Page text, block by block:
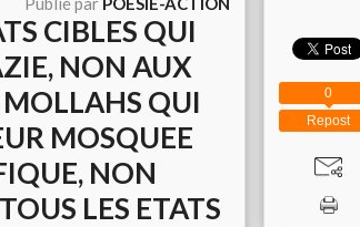
CIBLES QUI
NON AUX
MOLLAHS QUI
MOSQUEE
NON
LES ETATS
Repost
0